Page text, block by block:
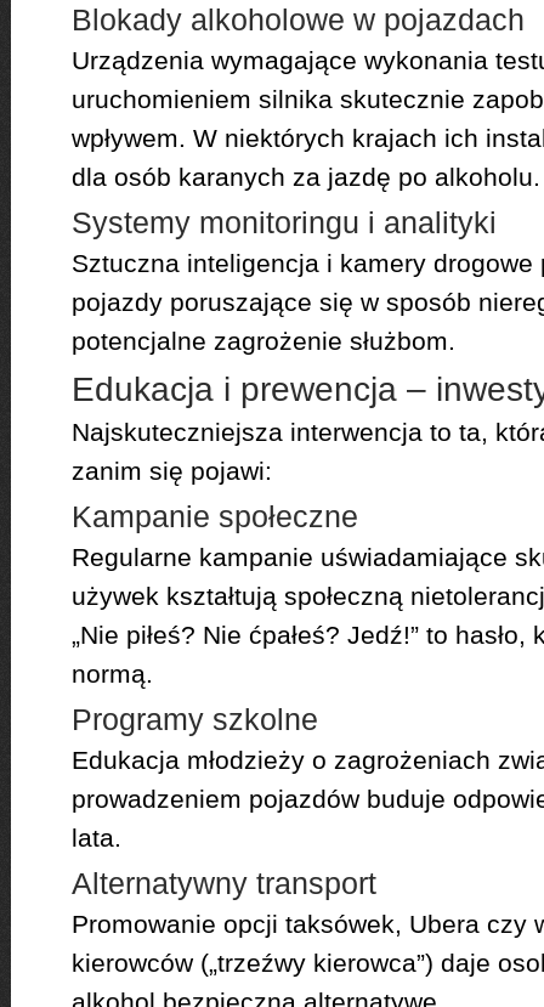
Blokady alkoholowe w pojazdach
Urządzenia wymagające wykonania
uruchomieniem silnika skutecznie
wpływem. W niektórych krajach ich
dla osób karanych za jazdę po alkoholu.
Systemy monitoringu i analityki
Sztuczna inteligencja i kamery
pojazdy poruszające się w sposób
potencjalne zagrożenie służbom.
Edukacja i prewencja –
Najskuteczniejsza interwencja to ta,
zanim się pojawi:
Kampanie społeczne
Regularne kampanie uświadamiające
używek kształtują społeczną
„Nie piłeś? Nie ćpałeś? Jedź!” to
normą.
Programy szkolne
Edukacja młodzieży o zagrożeniach
prowadzeniem pojazdów buduje
lata.
Alternatywny transport
Promowanie opcji taksówek, Ubera czy
kierowców („trzeźwy kierowca”) daje